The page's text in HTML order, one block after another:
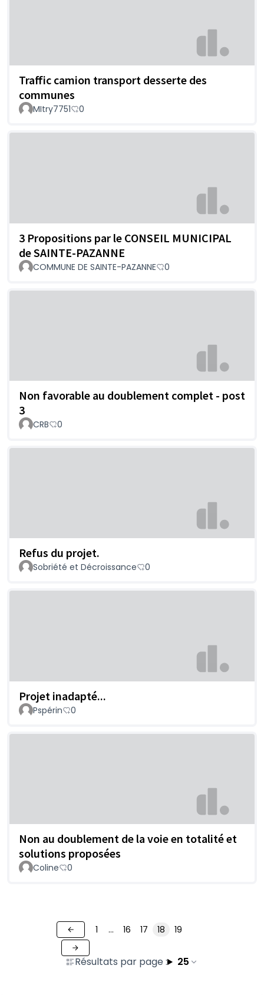
Traffic camion transport desserte des
communes
MItry7751 0
3 Propositions par le CONSEIL MUNICIPAL
de SAINTE-PAZANNE
COMMUNE DE SAINTE-PAZANNE 0
Non favorable au doublement complet - post
3
CRB 0
Refus du projet.
Sobriété et Décroissance 0
Projet inadapté...
Pspérin 0
Non au doublement de la voie en totalité et
solutions proposées
Coline 0
Résultats par page : 25
1 … 16 17 18 19